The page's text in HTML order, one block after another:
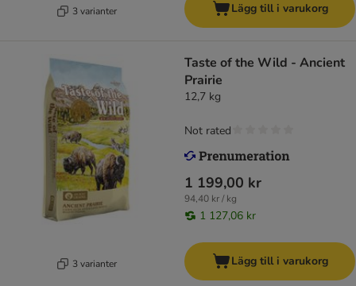
3 varianter Lägg till i varukorg
3 varianter
Taste of the Wild - Ancient
Prairie
12,7 kg
1 199,00 kr
94,40 kr / kg
1 127,06 kr
Not rated
Lägg till i varukorg